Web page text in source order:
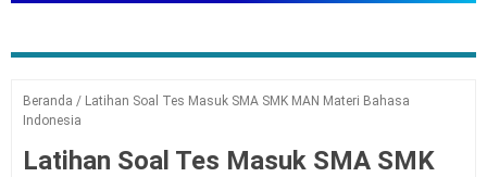
Beranda / Latihan Soal Tes Masuk SMA SMK MAN Materi Bahasa
Indonesia
Latihan Soal Tes Masuk SMA SMK